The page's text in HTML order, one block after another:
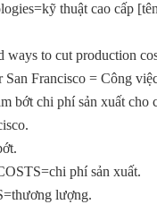
thuật cao cấp
ways to cut production
San Francisco = Công
bớt chi phí sản xuất cho
phí sản xuất.
lượng.